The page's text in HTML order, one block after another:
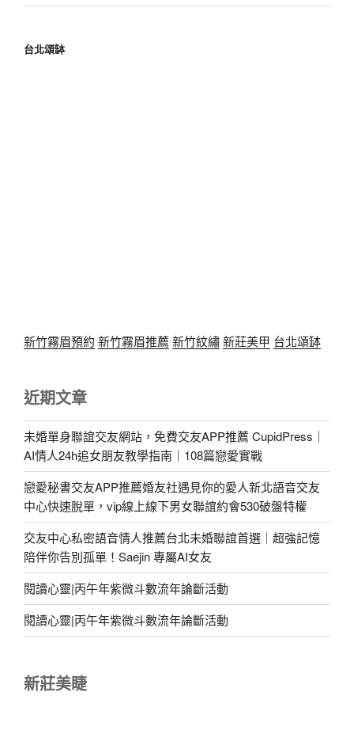
台北頌缽
新竹霧眉預約 新竹霧眉推薦 新竹紋繡新莊美甲 台北頌缽
近期文章
未婚單身聯誼交友網站，免費交友APP推薦 CupidPress｜
AI情人24h追女朋友教學指南｜108篇戀愛實戰
戀愛秘書交友APP推薦婚友社遇見你的愛人新北語音交友
中心快速脫單，vip線上線下男女聯誼約會530破盤特權
交友中心私密語音情人推薦台北未婚聯誼首選｜超強記憶
陪伴你告別孤單！Saejin 專屬AI女友
閱讀心靈|丙午年紫微斗數流年論斷活動
閱讀心靈|丙午年紫微斗數流年論斷活動
新莊美睫